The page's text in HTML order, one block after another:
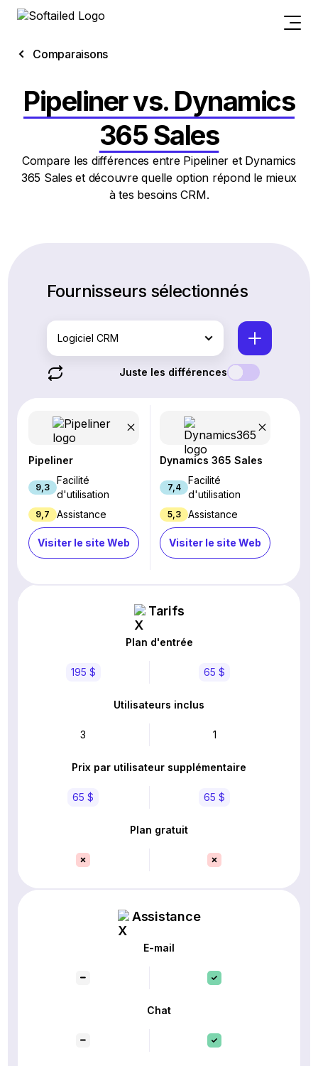
Comparaisons
Pipeliner vs. Dynamics
365 Sales
Compare les différences entre Pipeliner et Dynamics
365 Sales et découvre quelle option répond le mieux
à tes besoins CRM.
Fournisseurs sélectionnés
Logiciel CRM
Juste les différences
Pipeliner
9,3
Facilité
d'utilisation
9,7 Assistance
Visiter le site Web
Dynamics 365 Sales
7,4
Facilité
d'utilisation
5,3 Assistance
Visiter le site Web
Tarifs
Plan d'entrée
195 $ 65 $
Utilisateurs inclus
3 1
Prix par utilisateur supplémentaire
65 $ 65 $
Plan gratuit
Assistance
E-mail
Chat